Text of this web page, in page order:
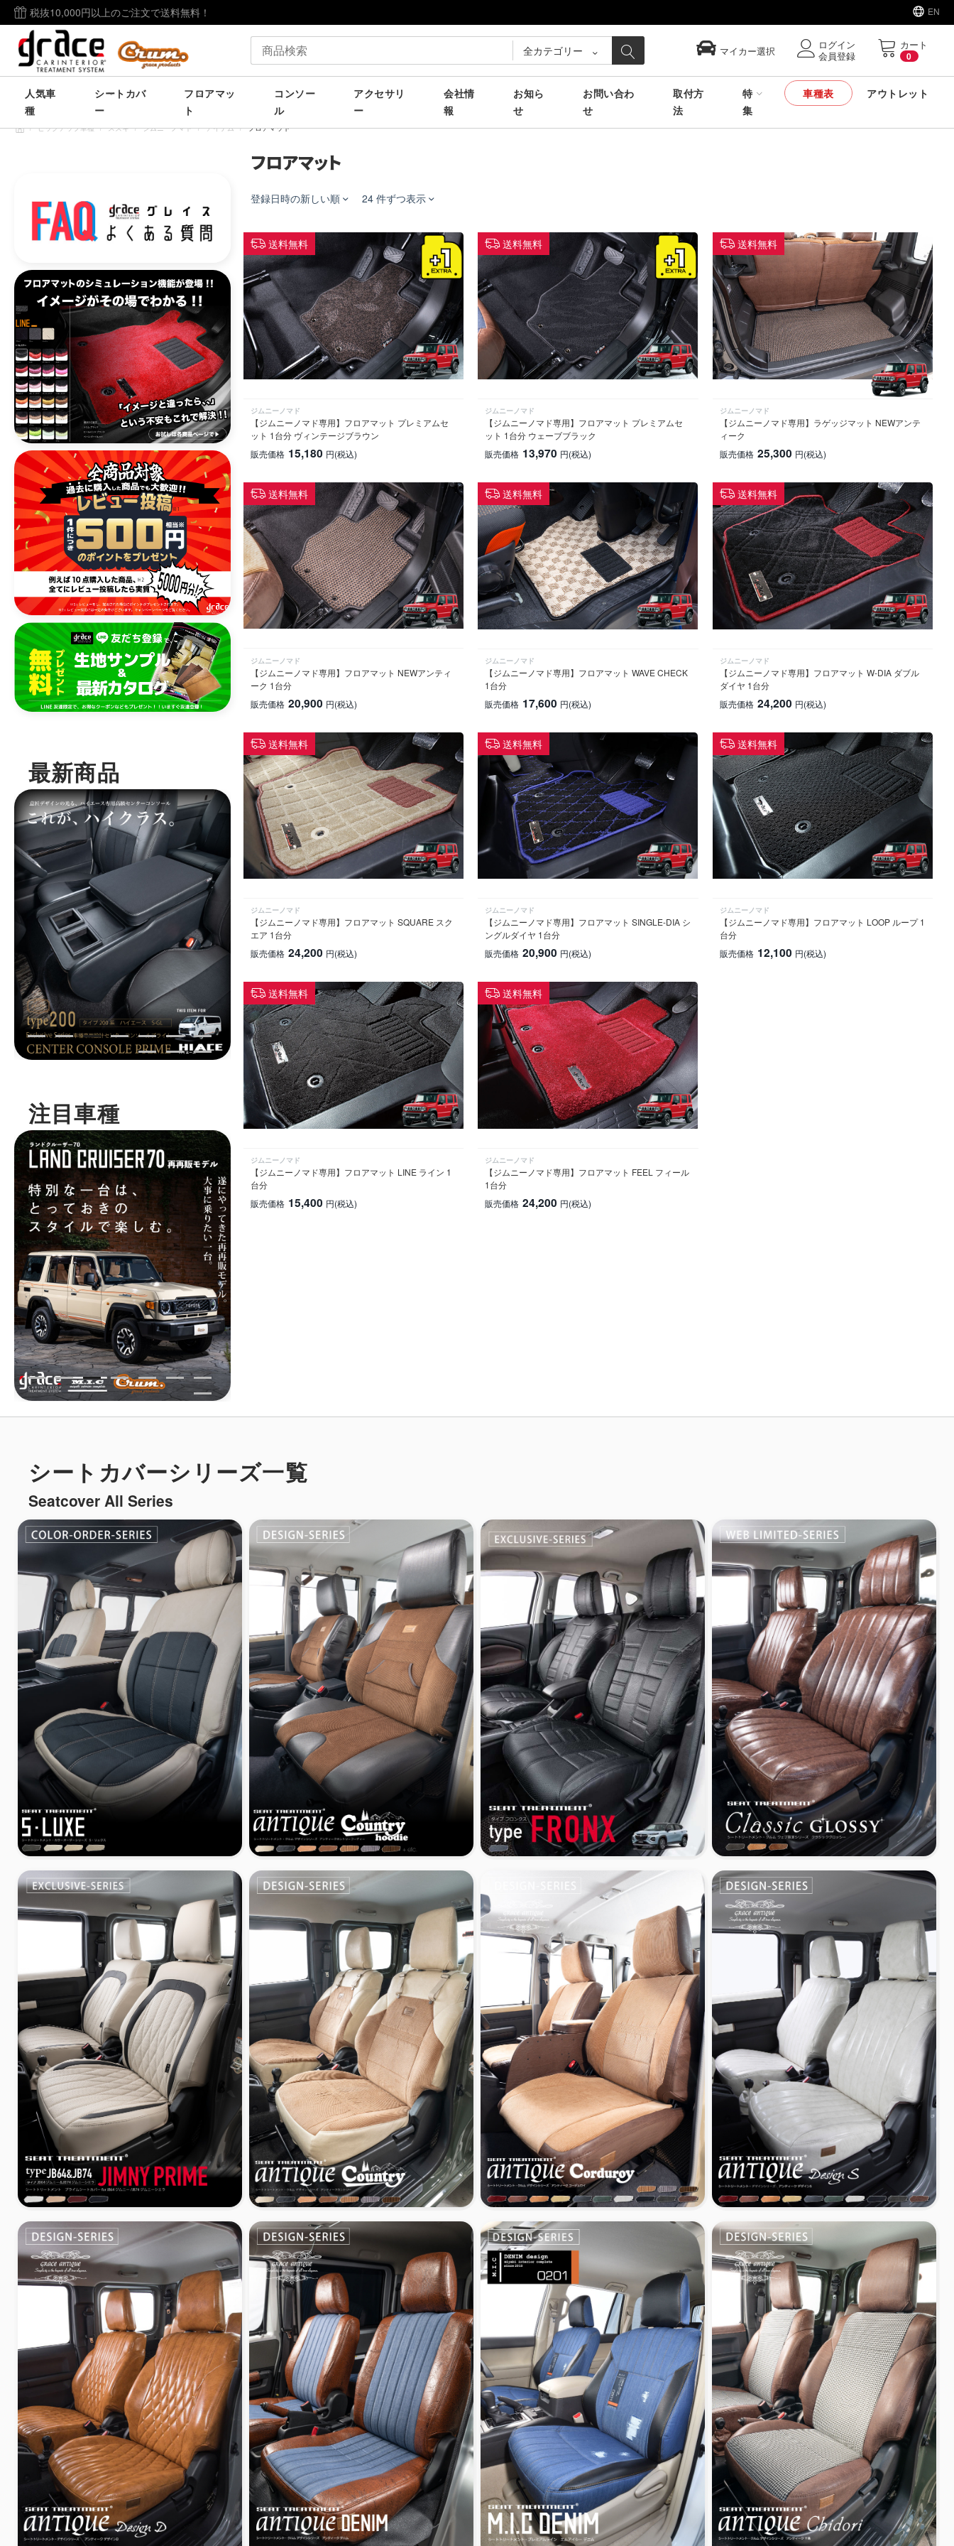
税抜10,000円以上のご注文で送料無料！ EN
全カテゴリー カート
0
ログイン
会員登録
マイカー選択
人気車
種
シートカバ
ー
フロアマッ
ト
コンソー
ル
アクセサリ
ー
会社情
報
お知ら
せ
お問い合わ
せ
取付方
法
特
集
車種表 アウトレット
/ ピックアップ車種 / スズキ / ジムニーノマド / アイテム / フロアマット
最新商品
注目車種
フロアマット
登録日時の新しい順 24 件ずつ表示
送料無料
ジムニーノマド
【ジムニーノマド専用】フロアマット プレミアムセ
ット 1台分 ヴィンテージブラウン
販売価格 15,180 円(税込)
送料無料
ジムニーノマド
【ジムニーノマド専用】フロアマット プレミアムセ
ット 1台分 ウェーブブラック
販売価格 13,970 円(税込)
送料無料
ジムニーノマド
【ジムニーノマド専用】ラゲッジマット NEWアンテ
ィーク
販売価格 25,300 円(税込)
送料無料
ジムニーノマド
【ジムニーノマド専用】フロアマット NEWアンティ
ーク 1台分
販売価格 20,900 円(税込)
送料無料
ジムニーノマド
【ジムニーノマド専用】フロアマット WAVE CHECK
1台分
販売価格 17,600 円(税込)
送料無料
ジムニーノマド
【ジムニーノマド専用】フロアマット W-DIA ダブル
ダイヤ 1台分
販売価格 24,200 円(税込)
送料無料
ジムニーノマド
【ジムニーノマド専用】フロアマット SQUARE スク
エア 1台分
販売価格 24,200 円(税込)
送料無料
ジムニーノマド
【ジムニーノマド専用】フロアマット SINGLE-DIA シ
ングルダイヤ 1台分
販売価格 20,900 円(税込)
送料無料
ジムニーノマド
【ジムニーノマド専用】フロアマット LOOP ループ 1
台分
販売価格 12,100 円(税込)
送料無料
ジムニーノマド
【ジムニーノマド専用】フロアマット LINE ライン 1
台分
販売価格 15,400 円(税込)
送料無料
ジムニーノマド
【ジムニーノマド専用】フロアマット FEEL フィール
1台分
販売価格 24,200 円(税込)
シートカバーシリーズ一覧
Seatcover All Series